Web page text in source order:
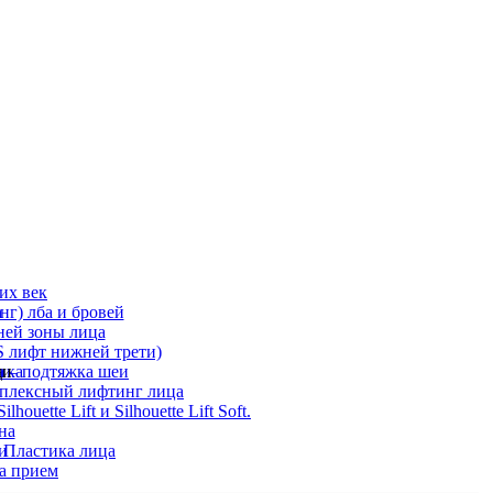
век
лба и бровей
зоны лица
лифт нижней трети)
– подтяжка шеи
лифтинг лица
Lift и Silhouette Lift Soft.
лица
прием